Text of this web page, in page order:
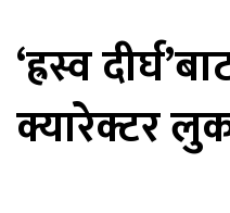
‘ह्रस्व
क्यारेक्टर